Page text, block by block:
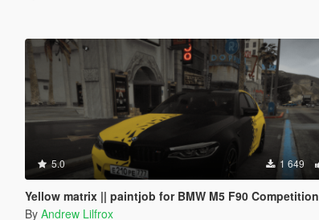
5.0 1 649
Yellow matrix || paintjob for BMW M5 F90 Competition
By Andrew Lilfrox